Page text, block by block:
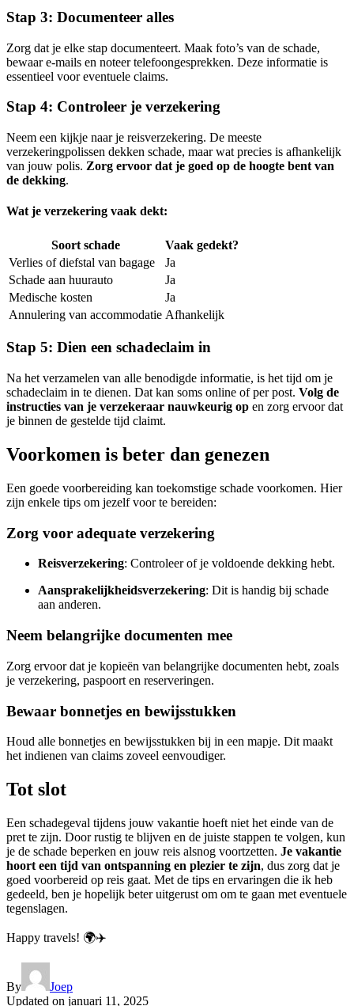
Stap 3: Documenteer alles
Zorg dat je elke stap documenteert. Maak foto’s van de schade,
bewaar e-mails en noteer telefoongesprekken. Deze informatie is
essentieel voor eventuele claims.
Stap 4: Controleer je verzekering
Neem een kijkje naar je reisverzekering. De meeste
verzekeringpolissen dekken schade, maar wat precies is afhankelijk
van jouw polis. Zorg ervoor dat je goed op de hoogte bent van
de dekking.
Wat je verzekering vaak dekt:
Soort schade
Vaak gedekt?
Verlies of diefstal van bagage
Ja
Schade aan huurauto
Ja
Medische kosten
Ja
Annulering van accommodatie Afhankelijk
Stap 5: Dien een schadeclaim in
Na het verzamelen van alle benodigde informatie, is het tijd om je
schadeclaim in te dienen. Dat kan soms online of per post. Volg de
instructies van je verzekeraar nauwkeurig op en zorg ervoor dat
je binnen de gestelde tijd claimt.
Voorkomen is beter dan genezen
Een goede voorbereiding kan toekomstige schade voorkomen. Hier
zijn enkele tips om jezelf voor te bereiden:
Zorg voor adequate verzekering
Reisverzekering: Controleer of je voldoende dekking hebt.
Aansprakelijkheidsverzekering: Dit is handig bij schade
aan anderen.
Neem belangrijke documenten mee
Zorg ervoor dat je kopieën van belangrijke documenten hebt, zoals
je verzekering, paspoort en reserveringen.
Bewaar bonnetjes en bewijsstukken
Houd alle bonnetjes en bewijsstukken bij in een mapje. Dit maakt
het indienen van claims zoveel eenvoudiger.
Tot slot
Een schadegeval tijdens jouw vakantie hoeft niet het einde van de
pret te zijn. Door rustig te blijven en de juiste stappen te volgen, kun
je de schade beperken en jouw reis alsnog voortzetten. Je vakantie
hoort een tijd van ontspanning en plezier te zijn, dus zorg dat je
goed voorbereid op reis gaat. Met de tips en ervaringen die ik heb
gedeeld, ben je hopelijk beter uitgerust om om te gaan met eventuele
tegenslagen.
Happy travels! 🌍✈️
By
Joep
Updated on januari 11, 2025